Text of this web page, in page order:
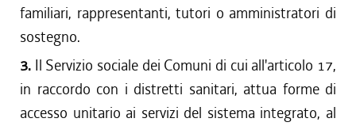
familiari, rappresentanti, tutori o amministratori di
sostegno.
3. Il Servizio sociale dei Comuni di cui all'articolo 17,
in raccordo con i distretti sanitari, attua forme di
accesso unitario ai servizi del sistema integrato, al